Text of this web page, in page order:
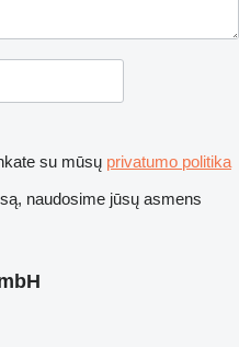
su mūsų privatumo politika
naudosime jūsų asmens